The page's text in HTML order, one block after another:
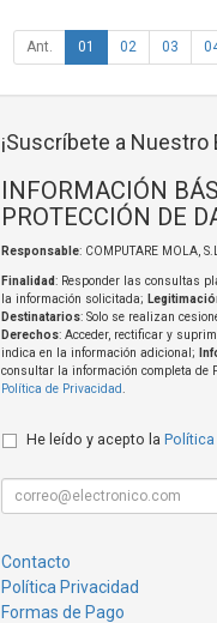
Ant. 01 02 03
¡Suscríbete a Nuestro
INFORMACIÓN
PROTECCIÓN DE
Responsable: COMPUTARE MOLA,
Finalidad: Responder las consultas
la información solicitada;
Destinatarios: Solo se realizan
Derechos: Acceder, rectificar y
indica en la información adicional;
consultar la información completa de
Política de Privacidad.
He leído y acepto la Política
Contacto
Política Privacidad
Formas de Pago